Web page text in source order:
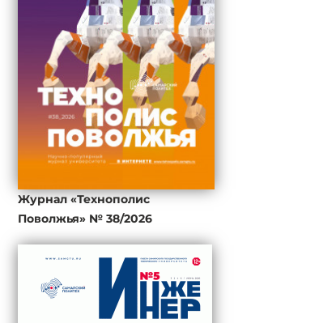
Журнал «Технополис
Поволжья» № 38/2026